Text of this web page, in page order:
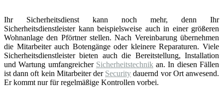
Ihr Sicherheitsdienst kann noch mehr, denn Ihr
Sicherheitsdienstleister kann beispielsweise auch in einer größeren
Wohnanlage den Pförtner stellen. Nach Vereinbarung übernehmen
die Mitarbeiter auch Botengänge oder kleinere Reparaturen. Viele
Sicherheitsdienstleister bieten auch die Bereitstellung, Installation
und Wartung umfangreicher Sicherheitstechnikan. In diesen Fällen
ist dann oft kein Mitarbeiter der Security dauernd vor Ort anwesend.
Er kommt nur für regelmäßige Kontrollen vorbei.